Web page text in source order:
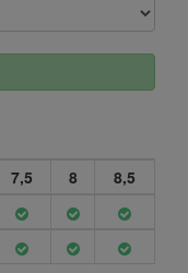
7,5 8
8,5